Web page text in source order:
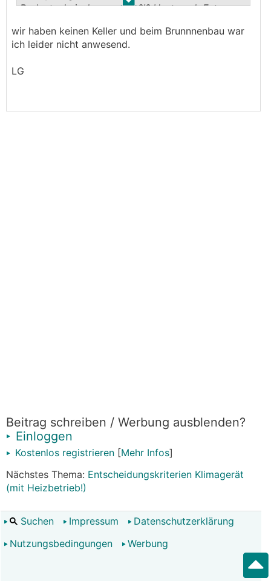
. .
Bodentechnisch erwartet ?!? Hast noch Fotos
Zumindest eine grobe Einschätzung kannst ja
auch vom Nachbarn bekommen, sofern
wir haben keinen Keller und beim Brunnnenbau war
ich leider nicht anwesend.
LG
Beitrag schreiben / Werbung ausblenden?
Einloggen
Kostenlos registrieren [Mehr Infos]
Nächstes Thema: Entscheidungskriterien Klimagerät
(mit Heizbetrieb!)
Suchen Impressum
Datenschutzerklärung
Nutzungsbedingungen
Werbung